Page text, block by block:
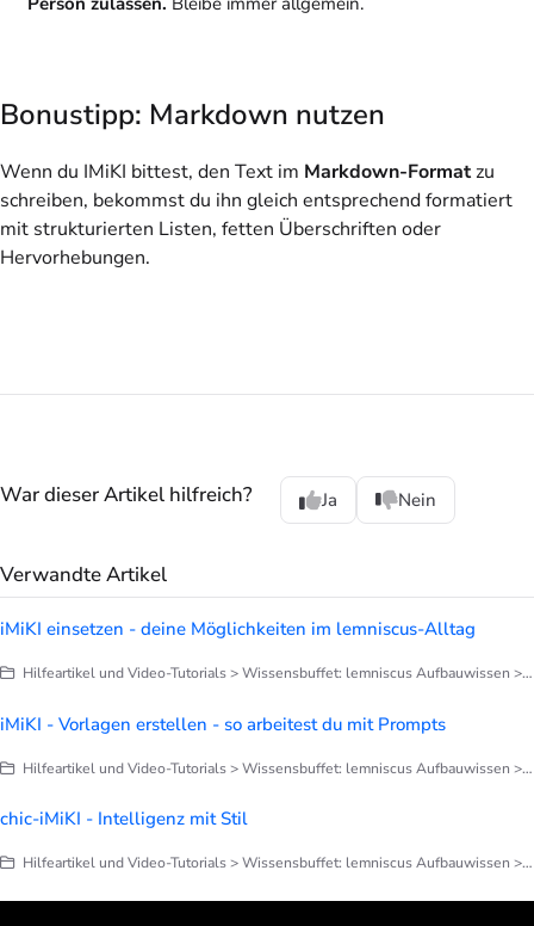
Bonustipp: Markdown nutzen
Wenn du IMiKI bittest, den Text im Markdown-Formatzu
schreiben, bekommst du ihn gleich entsprechend formatiert
mit strukturierten Listen, fetten Überschriften oder
Hervorhebungen.
War dieser Artikel hilfreich? Ja Nein
Verwandte Artikel
iMiKI einsetzen - deine Möglichkeiten im lemniscus-Alltag
Hilfeartikel und Video-Tutorials > Wissensbuffet: lemniscus Aufbauwissen > iMiKI
iMiKI - Vorlagen erstellen - so arbeitest du mit Prompts
Hilfeartikel und Video-Tutorials > Wissensbuffet: lemniscus Aufbauwissen > iMiKI
chic-iMiKI - Intelligenz mit Stil
Hilfeartikel und Video-Tutorials > Wissensbuffet: lemniscus Aufbauwissen > iMiKI